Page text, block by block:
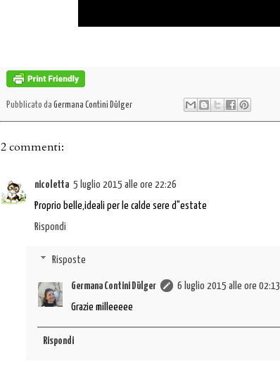
Pubblicato da Germana Contini Dülger
2 commenti:
nicoletta 5 luglio 2015 alle ore 22:26
Proprio belle,ideali per le calde sere d"estate
Rispondi
Risposte
Germana Contini Dülger
6 luglio 2015 alle ore 02:13
Grazie milleeeee
Rispondi